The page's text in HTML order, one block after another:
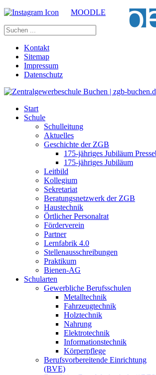
MOODLE
Kontakt
Sitemap
Impressum
Datenschutz
Start
Schule
Schulleitung
Aktuelles
Geschichte der ZGB
175-jähriges Jubiläum
175-jähriges Jubiläum
Leitbild
Kollegium
Sekretariat
Beratungsnetzwerk der ZGB
Haustechnik
Örtlicher Personalrat
Förderverein
Partner
Lernfabrik 4.0
Stellenausschreibungen
Praktikum
Bienen-AG
Schularten
Gewerbliche Berufsschulen
Metalltechnik
Fahrzeugtechnik
Holztechnik
Nahrung
Elektrotechnik
Informationstechnik
Körperpflege
Berufsvorbereitende Einrichtung
(BVE)